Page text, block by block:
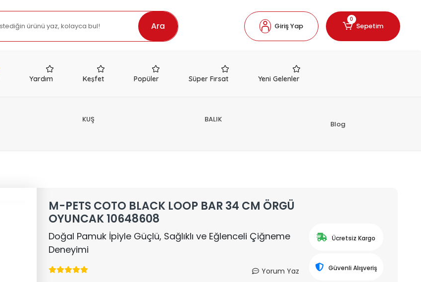
Ara Giriş Yap
0
Sepetim
Yardım Keşfet Popüler Süper Fırsat Yeni Gelenler
KUŞ BALIK
Blog
M-PETS COTO BLACK LOOP BAR 34 CM ÖRGÜ
OYUNCAK 10648608
Doğal Pamuk İpiyle Güçlü, Sağlıklı ve Eğlenceli Çiğneme
Deneyimi
Yorum Yaz
Ücretsiz Kargo
Güvenli Alışveriş